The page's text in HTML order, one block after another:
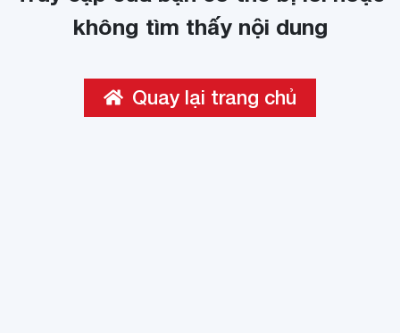
không tìm thấy nội dung
Quay lại trang chủ